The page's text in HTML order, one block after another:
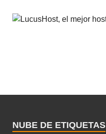
NUBE DE ETIQUETAS